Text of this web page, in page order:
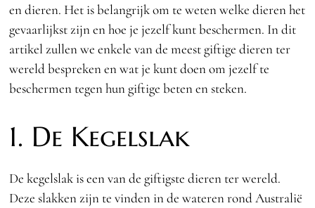
en dieren. Het is belangrijk om te weten welke dieren het
gevaarlijkst zijn en hoe je jezelf kunt beschermen. In dit
artikel zullen we enkele van de meest giftige dieren ter
wereld bespreken en wat je kunt doen om jezelf te
beschermen tegen hun giftige beten en steken.
1. De Kegelslak
De kegelslak is een van de giftigste dieren ter wereld.
Deze slakken zijn te vinden in de wateren rond Australië